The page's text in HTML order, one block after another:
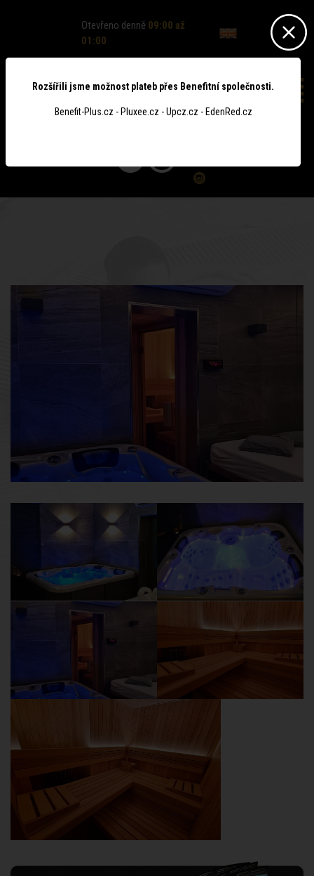
Otevřeno denně 09:00 až
01:00
Rozšířili jsme možnost plateb přes Benefitní společnosti.
Benefit-Plus.cz - Pluxee.cz - Upcz.cz - EdenRed.cz